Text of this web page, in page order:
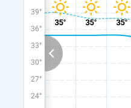
39°
36°
33°
30°
27°
24°